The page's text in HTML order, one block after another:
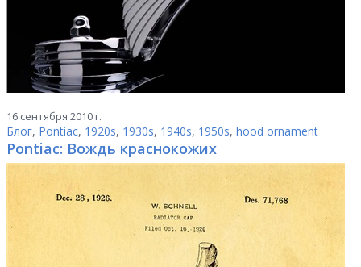
16 сентября 2010 г.
Блог, Pontiac, 1920s, 1930s, 1940s, 1950s, hood ornament
Pontiac: Вождь краснокожих